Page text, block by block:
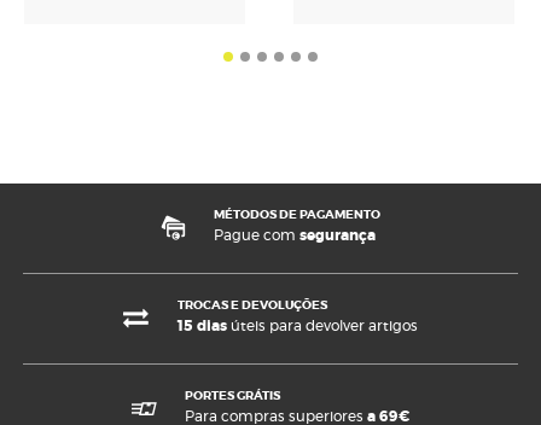
MÉTODOS DE PAGAMENTO
Pague comsegurança
TROCAS E DEVOLUÇÕES
15 diasúteis para devolver artigos
PORTES GRÁTIS
Para compras superioresa 69€